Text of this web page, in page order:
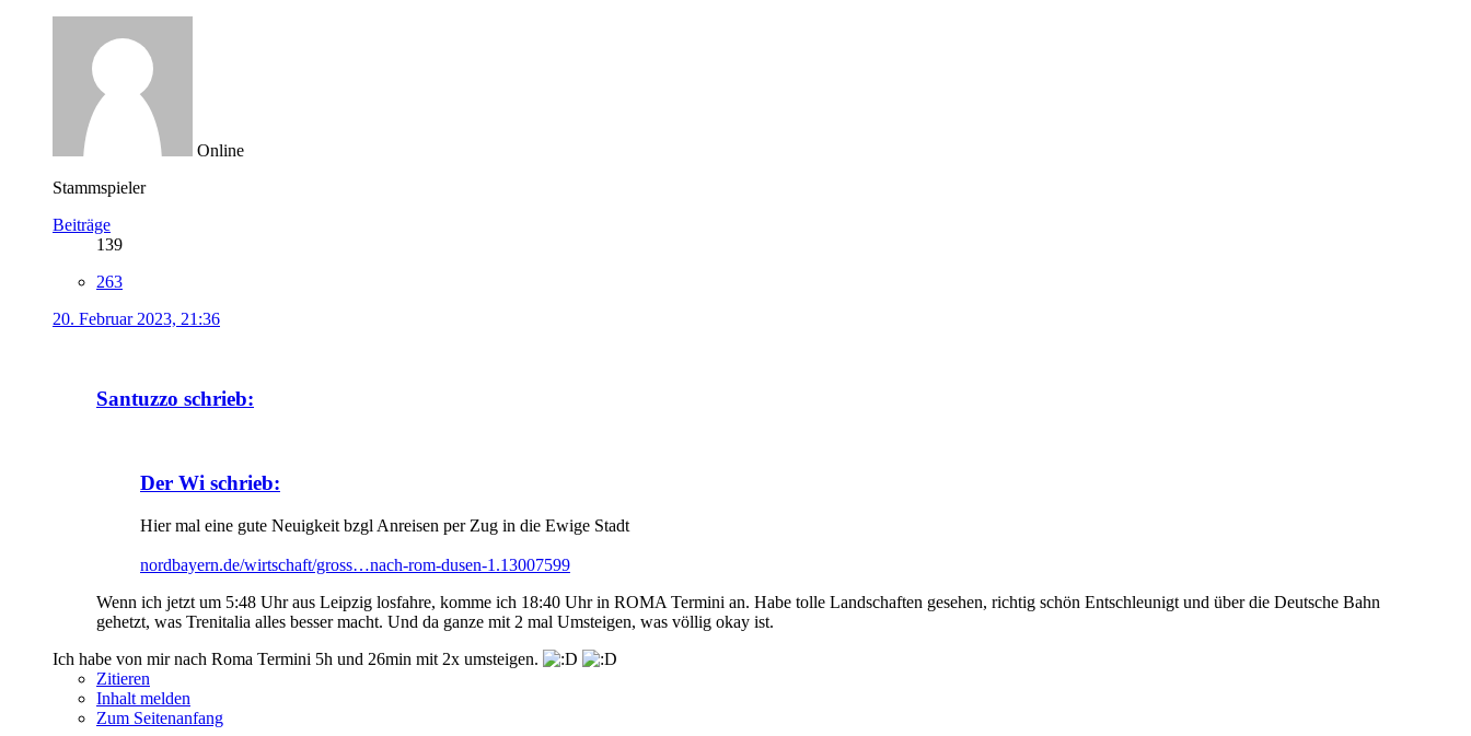
Online
Stammspieler
Beiträge
139
263
20. Februar 2023, 21:36
Santuzzo schrieb:
Der Wi schrieb:
Hier mal eine gute Neuigkeit bzgl Anreisen per Zug in die Ewige Stadt
nordbayern.de/wirtschaft/gross…nach-rom-dusen-1.13007599
Wenn ich jetzt um 5:48 Uhr aus Leipzig losfahre, komme ich 18:40 Uhr in ROMA Termini an. Habe tolle Landschaften gesehen, richtig schön Entschleunigt und über die Deutsche Bahn
gehetzt, was Trenitalia alles besser macht. Und da ganze mit 2 mal Umsteigen, was völlig okay ist.
Ich habe von mir nach Roma Termini 5h und 26min mit 2x umsteigen.
Zitieren
Inhalt melden
Zum Seitenanfang